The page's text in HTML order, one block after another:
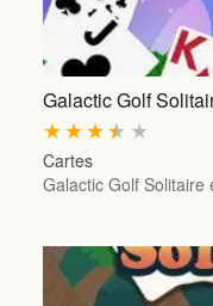
Galactic Golf
★
★
★
★
★
Cartes
Galactic Golf